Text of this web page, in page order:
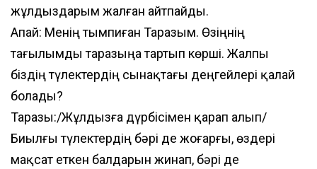
жұлдыздарым жалған айтпайды.
Апай: Менің тымпиған Таразым. Өзіңнің
тағылымды таразыңа тартып көрші. Жалпы
біздің түлектердің сынақтағы деңгейлері қалай
болады?
Таразы:/Жұлдызға дүрбісімен қарап алып/
Биылғы түлектердің бәрі де жоғарғы, өздері
мақсат еткен балдарын жинап, бәрі де